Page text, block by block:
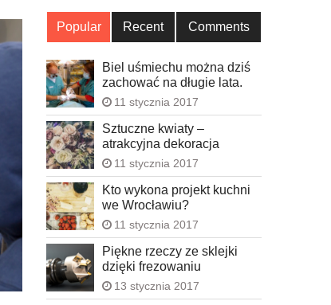
Popular Recent Comments
Biel uśmiechu można dziś
zachować na długie lata.
11 stycznia 2017
Sztuczne kwiaty –
atrakcyjna dekoracja
11 stycznia 2017
Kto wykona projekt kuchni
we Wrocławiu?
11 stycznia 2017
Piękne rzeczy ze sklejki
dzięki frezowaniu
13 stycznia 2017